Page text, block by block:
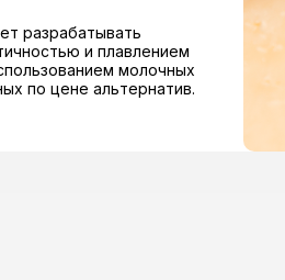
разрабатывать
и плавлением
молочных
по цене альтернатив.